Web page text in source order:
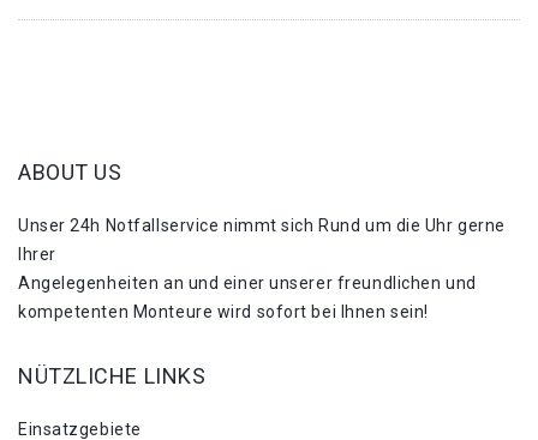
ABOUT US
Unser 24h Notfallservice nimmt sich Rund um die Uhr gerne
Ihrer
Angelegenheiten an und einer unserer freundlichen und
kompetenten Monteure wird sofort bei Ihnen sein!
NÜTZLICHE LINKS
Einsatzgebiete